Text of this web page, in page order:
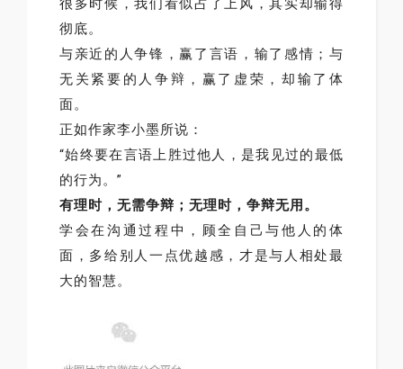
很多时候，我们看似占了上风，其实却输得
彻底。
与亲近的人争锋，赢了言语，输了感情；与
无关紧要的人争辩，赢了虚荣，却输了体
面。
正如作家李小墨所说：
“始终要在言语上胜过他人，是我见过的最低
的行为。”
有理时，无需争辩；无理时，争辩无用。
学会在沟通过程中，顾全自己与他人的体
面，多给别人一点优越感，才是与人相处最
大的智慧。